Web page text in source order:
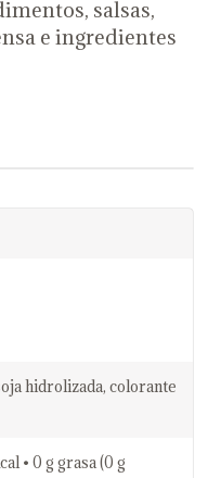
salsas,
e ingredientes
hidrolizada, colorante
• 0 g grasa (0 g